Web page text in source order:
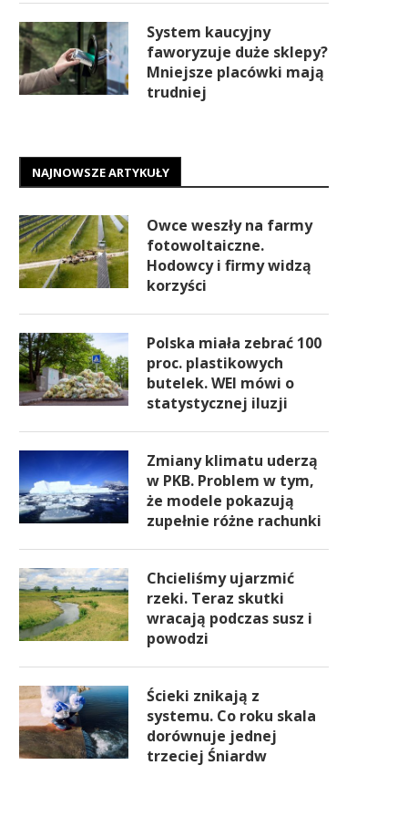
System kaucyjny
faworyzuje duże sklepy?
Mniejsze placówki mają
trudniej
NAJNOWSZE ARTYKUŁY
Owce weszły na farmy
fotowoltaiczne.
Hodowcy i firmy widzą
korzyści
Polska miała zebrać 100
proc. plastikowych
butelek. WEI mówi o
statystycznej iluzji
Zmiany klimatu uderzą
w PKB. Problem w tym,
że modele pokazują
zupełnie różne rachunki
Chcieliśmy ujarzmić
rzeki. Teraz skutki
wracają podczas susz i
powodzi
Ścieki znikają z
systemu. Co roku skala
dorównuje jednej
trzeciej Śniardw